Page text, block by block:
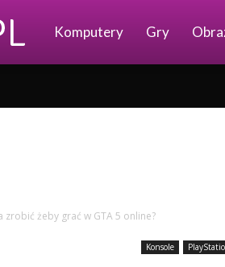
Ajkomp.pl
Komputery Gry
zrobić żeby grać w GTA 5 online?
Konsole